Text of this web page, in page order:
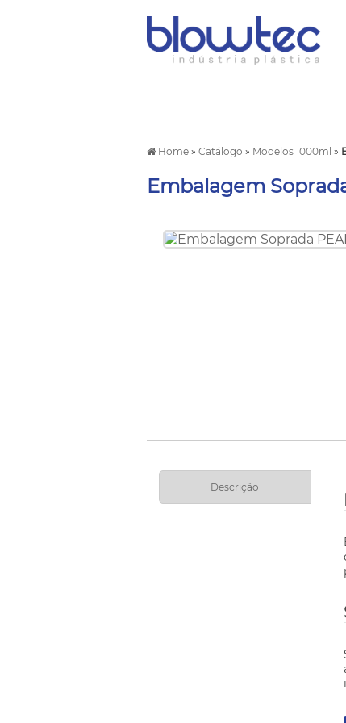
Home » Catálogo » Modelos 1000ml »
Embalagem
Descrição